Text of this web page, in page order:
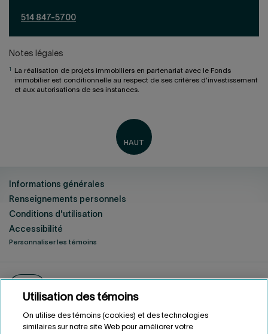
514 847-5700
Notes légales
La réalisation de projets immobiliers en partenariat avec le Fonds
immobilier est conditionnelle au respect de ses critères d’investissement
et aux autorisations de ses instances.
Informations générales
Renseignements personnels
Conditions d'utilisation
Accessibilité
Personnaliser les témoins
Utilisation des témoins
On utilise des témoins (cookies) et des technologies
similaires sur notre site Web pour améliorer votre